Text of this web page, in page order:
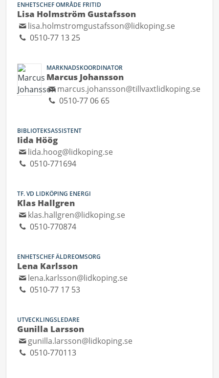
ENHETSCHEF OMRÅDE FRITID
Lisa Holmström Gustafsson
lisa.holmstromgustafsson@lidkoping.se
0510-77 13 25
MARKNADSKOORDINATOR
Marcus Johansson
marcus.johansson@tillvaxtlidkoping.se
0510-77 06 65
BIBLIOTEKSASSISTENT
Iida Höög
lida.hoog@lidkoping.se
0510-771694
TF. VD LIDKÖPING ENERGI
Klas Hallgren
klas.hallgren@lidkoping.se
0510-770874
ENHETSCHEF ÄLDREOMSORG
Lena Karlsson
lena.karlsson@lidkoping.se
0510-77 17 53
UTVECKLINGSLEDARE
Gunilla Larsson
gunilla.larsson@lidkoping.se
0510-770113